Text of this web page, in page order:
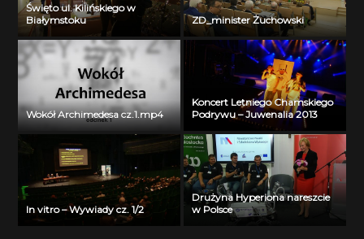
Święto ul. Kilińskiego w
Białymstoku
ZD_minister Żuchowski
Wokół Archimedesa cz.1.mp4
Koncert Letniego Chamskiego
Podrywu – Juwenalia 2013
In vitro – Wywiady cz. 1/2
Drużyna Hyperiona nareszcie
w Polsce